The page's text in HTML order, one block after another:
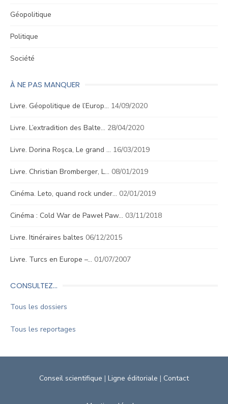
Géopolitique
Politique
Société
À NE PAS MANQUER
Livre. Géopolitique de l’Europ… 14/09/2020
Livre. L’extradition des Balte… 28/04/2020
Livre. Dorina Roşca, Le grand … 16/03/2019
Livre. Christian Bromberger, L… 08/01/2019
Cinéma. Leto, quand rock under… 02/01/2019
Cinéma : Cold War de Paweł Paw… 03/11/2018
Livre. Itinéraires baltes 06/12/2015
Livre. Turcs en Europe –… 01/07/2007
CONSULTEZ…
Tous les dossiers
Tous les reportages
Conseil scientifique | Ligne éditoriale | Contact